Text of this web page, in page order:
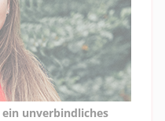
unverbindliches